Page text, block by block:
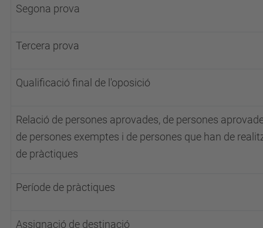
Segona prova
Tercera prova
Qualificació final de l'oposició
Relació de persones aprovades, de persones
de persones exemptes i de persones que han de
de pràctiques
Període de pràctiques
Assignació de destinació